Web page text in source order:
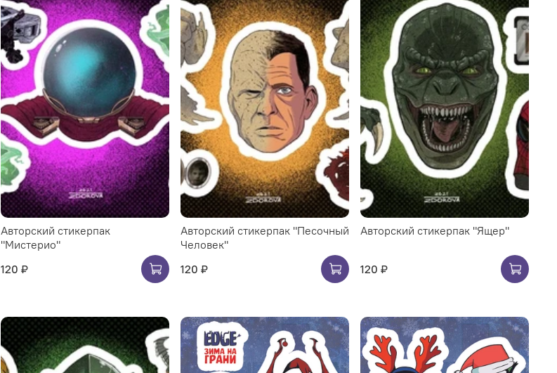
Авторский стикерпак
"Мистерио"
120 ₽
Авторский стикерпак "Песочный
Человек"
120 ₽
Авторский стикерпак "Ящер"
120 ₽